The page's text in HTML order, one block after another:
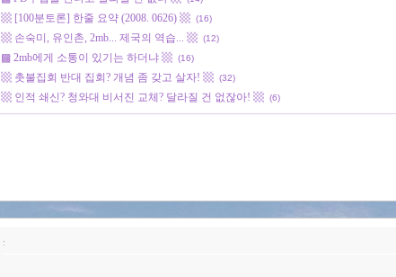
▩ [100분토론] 한줄 요약 (2008. 0626) ▩ (16)
▩ 손숙미, 유인촌, 2mb... 제국의 역습... ▩ (12)
▩ 2mb에게 소통이 있기는 하더냐 ▩ (16)
▩ 촛불집회 반대 집회? 개념 좀 갖고 살자! ▩ (32)
▩ 인적 쇄신? 청와대 비서진 교체? 달라질 건 없잖아! ▩ (6)
: